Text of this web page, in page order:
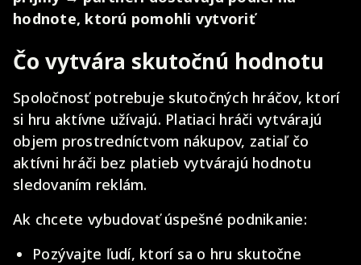
hodnote, ktorú pomohli vytvoriť
Čo vytvára skutočnú hodnotu
Spoločnosť potrebuje skutočných hráčov, ktorí
si hru aktívne užívajú. Platiaci hráči vytvárajú
objem prostredníctvom nákupov, zatiaľ čo
aktívni hráči bez platieb vytvárajú hodnotu
sledovaním reklám.
Ak chcete vybudovať úspešné podnikanie:
Pozývajte ľudí, ktorí sa o hru skutočne